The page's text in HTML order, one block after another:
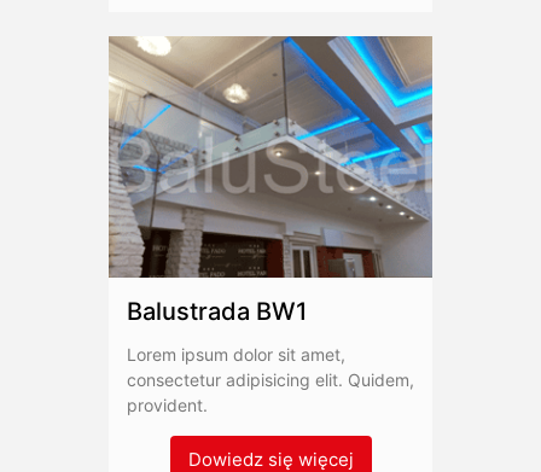
Balustrada BW1
Lorem ipsum dolor sit amet,
consectetur adipisicing elit. Quidem,
provident.
Dowiedz się więcej